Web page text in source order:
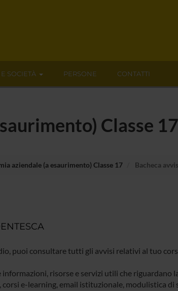
SOCIETÀ PERSONE CONTATTI
Classe 17
aziendale (a esaurimento) Classe 17 Bacheca
puoi consultare tutti gli avvisi relativi al tuo
risorse e servizi utili che riguardano
corsi e-learning, email istituzionale, modulistica